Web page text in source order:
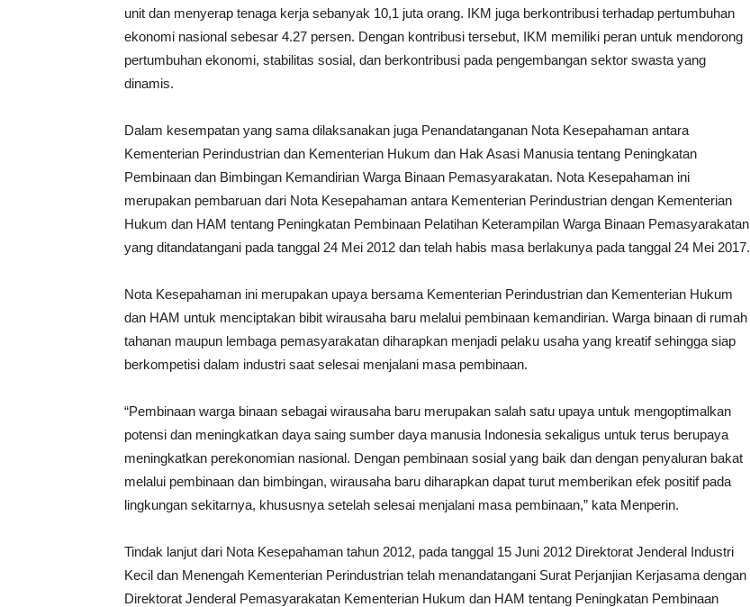
unit dan menyerap tenaga kerja sebanyak 10,1 juta orang. IKM juga berkontribusi terhadap pertumbuhan
ekonomi nasional sebesar 4.27 persen. Dengan kontribusi tersebut, IKM memiliki peran untuk mendorong
pertumbuhan ekonomi, stabilitas sosial, dan berkontribusi pada pengembangan sektor swasta yang
dinamis.
Dalam kesempatan yang sama dilaksanakan juga Penandatanganan Nota Kesepahaman antara
Kementerian Perindustrian dan Kementerian Hukum dan Hak Asasi Manusia tentang Peningkatan
Pembinaan dan Bimbingan Kemandirian Warga Binaan Pemasyarakatan. Nota Kesepahaman ini
merupakan pembaruan dari Nota Kesepahaman antara Kementerian Perindustrian dengan Kementerian
Hukum dan HAM tentang Peningkatan Pembinaan Pelatihan Keterampilan Warga Binaan Pemasyarakatan
yang ditandatangani pada tanggal 24 Mei 2012 dan telah habis masa berlakunya pada tanggal 24 Mei 2017.
Nota Kesepahaman ini merupakan upaya bersama Kementerian Perindustrian dan Kementerian Hukum
dan HAM untuk menciptakan bibit wirausaha baru melalui pembinaan kemandirian. Warga binaan di rumah
tahanan maupun lembaga pemasyarakatan diharapkan menjadi pelaku usaha yang kreatif sehingga siap
berkompetisi dalam industri saat selesai menjalani masa pembinaan.
“Pembinaan warga binaan sebagai wirausaha baru merupakan salah satu upaya untuk mengoptimalkan
potensi dan meningkatkan daya saing sumber daya manusia Indonesia sekaligus untuk terus berupaya
meningkatkan perekonomian nasional. Dengan pembinaan sosial yang baik dan dengan penyaluran bakat
melalui pembinaan dan bimbingan, wirausaha baru diharapkan dapat turut memberikan efek positif pada
lingkungan sekitarnya, khususnya setelah selesai menjalani masa pembinaan,” kata Menperin.
Tindak lanjut dari Nota Kesepahaman tahun 2012, pada tanggal 15 Juni 2012 Direktorat Jenderal Industri
Kecil dan Menengah Kementerian Perindustrian telah menandatangani Surat Perjanjian Kerjasama dengan
Direktorat Jenderal Pemasyarakatan Kementerian Hukum dan HAM tentang Peningkatan Pembinaan